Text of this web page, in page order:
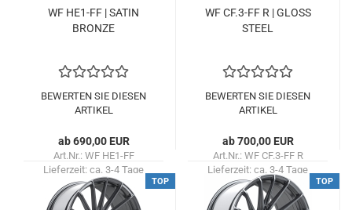
WF HE1-​FF | SATIN
BRON­ZE
BEWERTEN SIE DIESEN
ARTIKEL
ab 690,00 EUR
Art.Nr.: WF HE1-FF
Lieferzeit: ca. 3-4 Tage
WF CF.3-FF R | GLOSS
STEEL
BEWERTEN SIE DIESEN
ARTIKEL
ab 700,00 EUR
Art.Nr.: WF CF.3-FF R
Lieferzeit: ca. 3-4 Tage
TOP TOP